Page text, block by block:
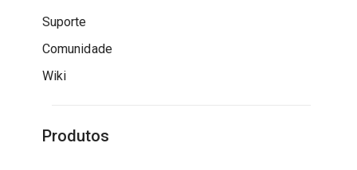
Suporte
Comunidade
Wiki
Produtos